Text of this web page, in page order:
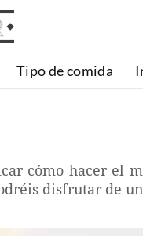
Tipo de comida
cómo hacer el
disfrutar de